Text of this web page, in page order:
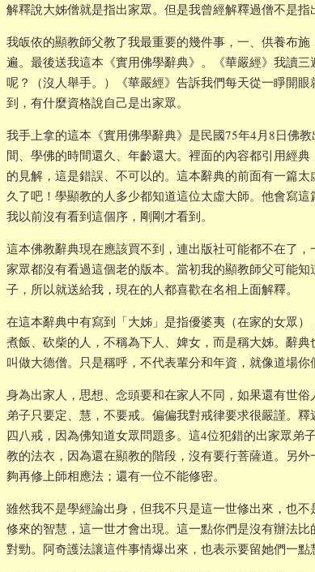
解釋說大姊僧就是指出家眾。但是我曾經解釋過僧不是指
我皈依的顯教師父教了我最重要的幾件事，一、供養布
遍。最後送我這本《實用佛學辭典》。《華嚴經》我讀三
呢？（沒人舉手。）《華嚴經》告訴我們每天從一睜開
到，有什麼資格說自己是出家眾。
我手上拿的這本《實用佛學辭典》是民國75年4月8日佛
間、學佛的時間還久、年齡還大。裡面的內容都引用經
的見解，這是錯誤、不可以的。這本辭典的前面有一篇
久了吧！學顯教的人多少都知道這位太虛大師。他會寫這
我以前沒有看到這個序，剛剛才看到。
這本佛教辭典現在應該買不到，連出版社可能都不在了
家眾都沒有看過這個老的版本。當初我的顯教師父可能
子，所以就送給我，現在的人都喜歡在名相上面解釋。
在這本辭典中有寫到「大姊」是指優婆夷（在家的女眾
煮飯、砍柴的人，不稱為下人、婢女，而是稱大姊。辭
叫做大德僧。只是稱呼，不代表輩分和年資，就像道場你
身為出家人，思想、念頭要和在家人不同，如果還有世
弟子只要定、慧，不要戒。偏偏我對戒律要求很嚴謹。
四八戒，因為佛知道女眾問題多。這4位犯錯的出家眾弟
教的法衣，因為還在顯教的階段，沒有要行菩薩道。另
夠再修上師相應法；還有一位不能修密。
雖然我不是學經論出身，但我不只是這一世修出來，也
修來的智慧，這一世才會出現。這一點你們是沒有辦法
對勁。阿奇護法讓這件事情爆出來，也表示要留她們一點